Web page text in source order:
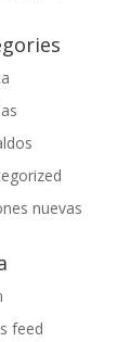
nuevas
feed